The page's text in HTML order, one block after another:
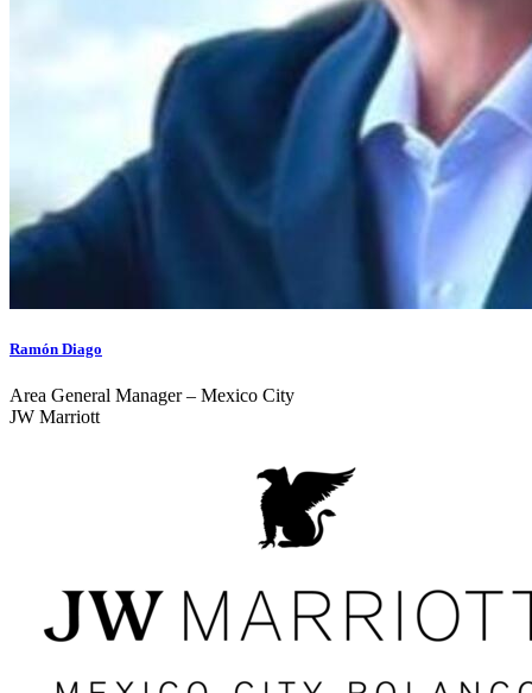
Ramón Diago
Area General Manager – Mexico City
JW Marriott